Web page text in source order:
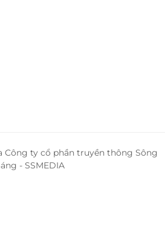
Công ty cổ phần truyền thông Sông
- SSMEDIA